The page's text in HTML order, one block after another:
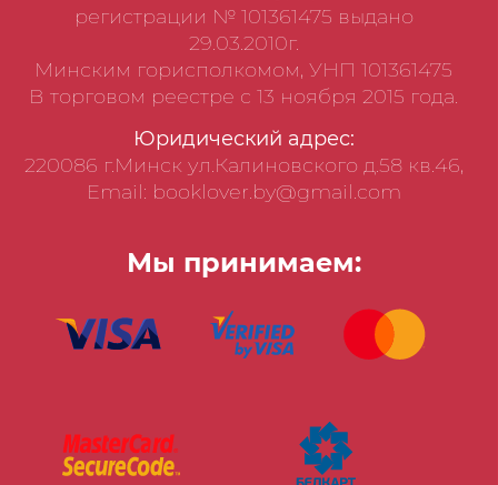
регистрации № 101361475 выдано
29.03.2010г.
Минским горисполкомом, УНП 101361475
В торговом реестре с 13 ноября 2015 года.
Юридический адрес:
220086 г.Минск ул.Калиновского д.58 кв.46,
Email: booklover.by@gmail.com
Мы принимаем: